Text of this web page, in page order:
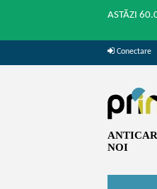
ASTĂZI
Conectare
NOI